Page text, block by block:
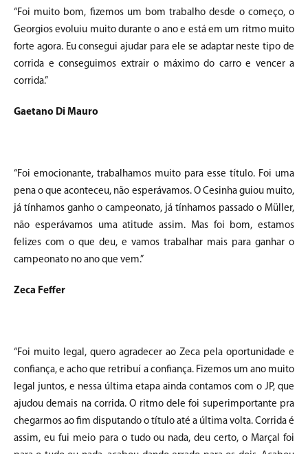
“Foi muito bom, fizemos um bom trabalho desde o começo, o
Georgios evoluiu muito durante o ano e está em um ritmo muito
forte agora. Eu consegui ajudar para ele se adaptar neste tipo de
corrida e conseguimos extrair o máximo do carro e vencer a
corrida.”
Gaetano Di Mauro
“Foi emocionante, trabalhamos muito para esse título. Foi uma
pena o que aconteceu, não esperávamos. O Cesinha guiou muito,
já tínhamos ganho o campeonato, já tínhamos passado o Müller,
não esperávamos uma atitude assim. Mas foi bom, estamos
felizes com o que deu, e vamos trabalhar mais para ganhar o
campeonato no ano que vem.”
Zeca Feffer
“Foi muito legal, quero agradecer ao Zeca pela oportunidade e
confiança, e acho que retribuí a confiança. Fizemos um ano muito
legal juntos, e nessa última etapa ainda contamos com o JP, que
ajudou demais na corrida. O ritmo dele foi superimportante pra
chegarmos ao fim disputando o título até a última volta. Corrida é
assim, eu fui meio para o tudo ou nada, deu certo, o Marçal foi